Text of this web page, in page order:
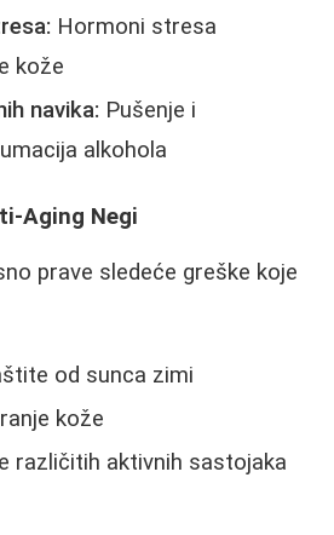
Hormoni stresa
kože
navika: Pušenje i
alkohola
Aging Negi
prave sledeće greške koje
od sunca zimi
kože
različitih aktivnih sastojaka